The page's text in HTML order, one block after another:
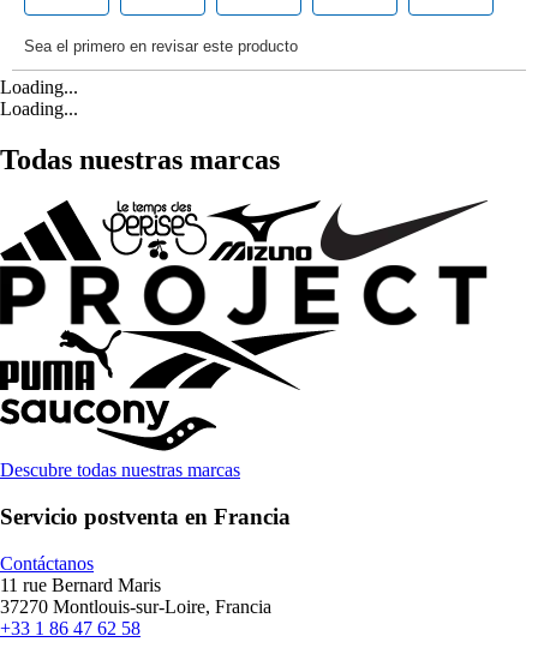
Loading...
Loading...
Todas nuestras marcas
Descubre todas nuestras marcas
Servicio postventa en Francia
Contáctanos
11 rue Bernard Maris
37270 Montlouis-sur-Loire, Francia
+33 1 86 47 62 58